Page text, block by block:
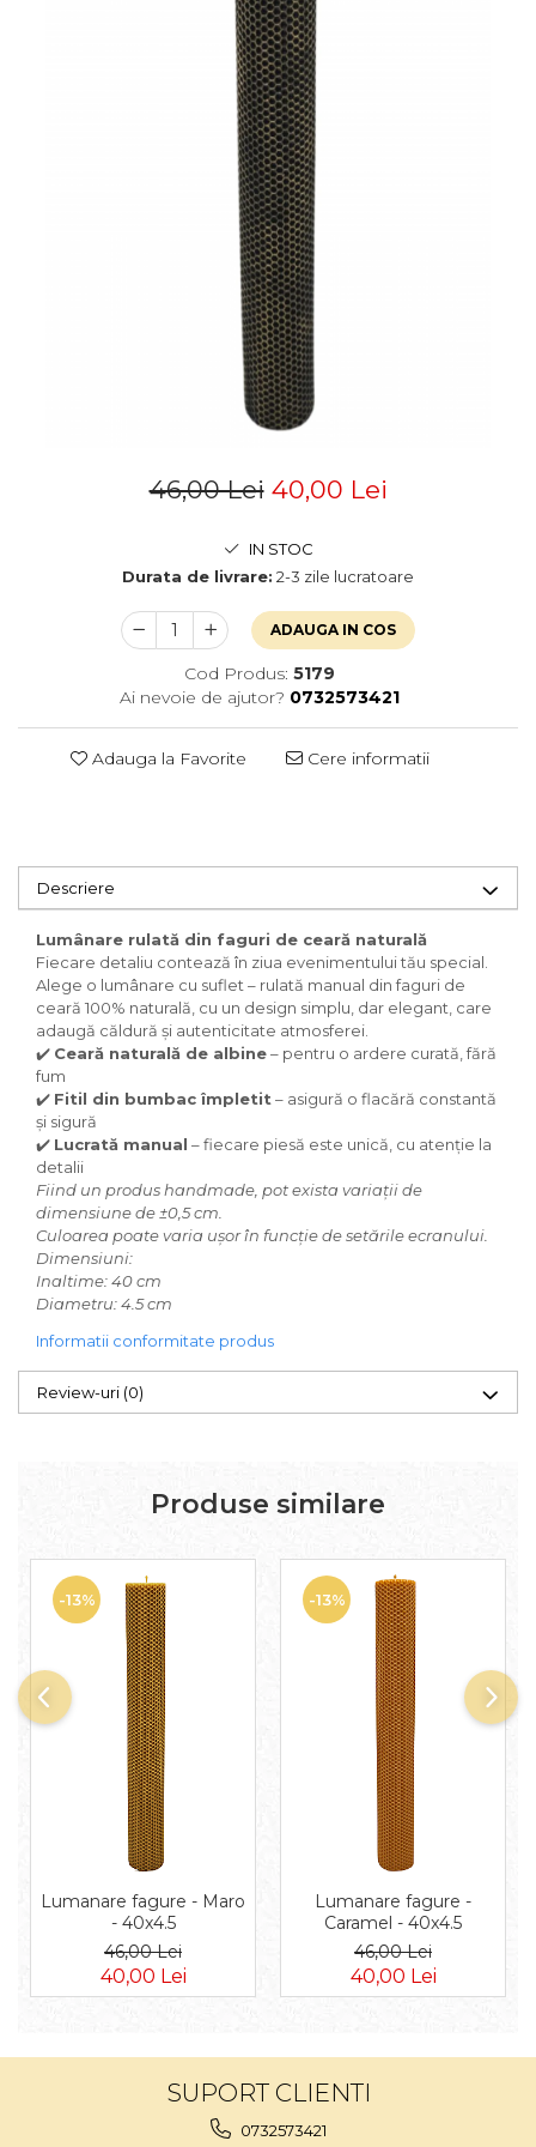
46,00 Lei 40,00 Lei
IN STOC
Durata de livrare: 2-3 zile lucratoare
ADAUGA IN COS
Cod Produs: 5179
Ai nevoie de ajutor? 0732573421
Adauga la Favorite Cere informatii
Descriere
Lumânare rulată din faguri de ceară naturală
Fiecare detaliu contează în ziua evenimentului tău special.
Alege o lumânare cu suflet – rulată manual din faguri de
ceară 100% naturală, cu un design simplu, dar elegant, care
adaugă căldură și autenticitate atmosferei.
✔️ Ceară naturală de albine– pentru o ardere curată, fără
fum
✔️ Fitil din bumbac împletit – asigură o flacără constantă
și sigură
✔️ Lucrată manual – fiecare piesă este unică, cu atenție la
detalii
Fiind un produs handmade, pot exista variații de
dimensiune de ±0,5 cm.
Culoarea poate varia ușor în funcție de setările ecranului.
Dimensiuni:
Inaltime: 40 cm
Diametru: 4.5 cm
Informatii conformitate produs
Review-uri (0)
Produse similare
-13%
Lumanare fagure - Maro
- 40x4.5
46,00 Lei
40,00 Lei
-13%
Lumanare fagure -
Caramel - 40x4.5
46,00 Lei
40,00 Lei
SUPORT CLIENTI
0732573421